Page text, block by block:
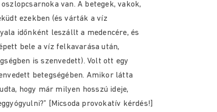
van. A betegek, vakok,
ezekben (és várták a víz
időnként leszállt a medencére, és
bele a víz felkavarása után,
is szenvedett). Volt ott egy
betegségében. Amikor látta
hogy már milyen hosszú ideje,
[Micsoda provokatív kérdés!]